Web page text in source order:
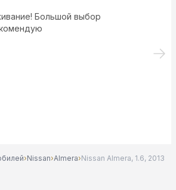
Большой выбор
›Nissan›Almera›Nissan Almera, 1.6, 2013